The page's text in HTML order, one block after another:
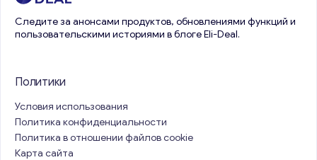
Следите за анонсами продуктов, обновлениями функций и
пользовательскими историями в блоге Eli-Deal.
Политики
Условия использования
Политика конфиденциальности
Политика в отношении файлов cookie
Карта сайта